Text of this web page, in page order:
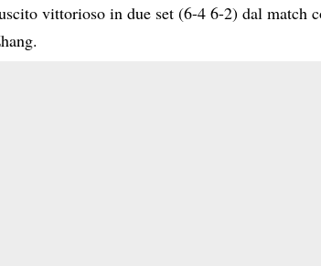
vittorioso in due set (6-4 6-2) dal match